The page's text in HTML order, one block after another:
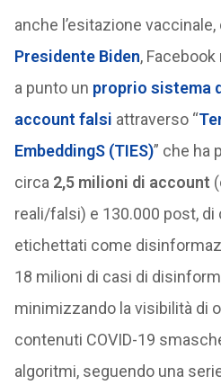
anche l’esitazione vaccinale,
Presidente Biden,
a punto un proprio sistema
account falsi attraverso “
EmbeddingS (TIES)” che ha
circa 2,5 milioni di account
reali/falsi) e 130.000 post, di
etichettati come
18 milioni di casi di
minimizzando la visibilità di
contenuti COVID-19
algoritmi, seguendo una